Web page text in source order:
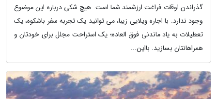
گذراندن اوقات فراغت ارزشمند شما است. هیچ شکی درباره این موضوع
وجود ندارد. با اجاره ویلایی زیبا، می توانید یک تجربه سفر باشکوه، یک
تعطیلات به یاد ماندنی فوق العاده؛ یک استراحت مجلل برای خودتان و
همراهانتان بسازید. بااین...